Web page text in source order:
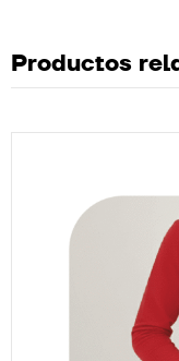
Productos